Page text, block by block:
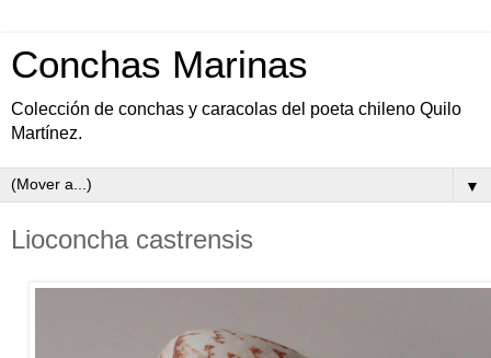
Conchas Marinas
Colección de conchas y caracolas del poeta chileno Quilo
Martínez.
▼
Lioconcha castrensis